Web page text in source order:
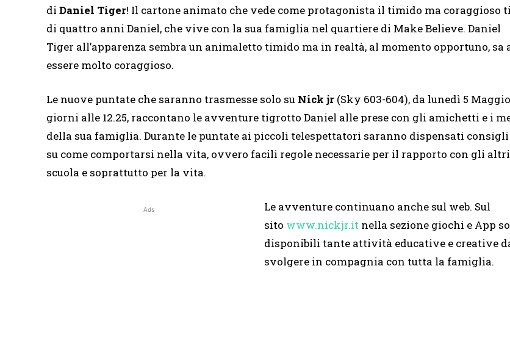
di Daniel Tiger! Il cartone animato che vede come protagonista il timido ma coraggioso
di quattro anni Daniel, che vive con la sua famiglia nel quartiere di Make Believe. Daniel
Tiger all’apparenza sembra un animaletto timido ma in realtà, al momento opportuno, sa
essere molto coraggioso.
Le nuove puntate che saranno trasmesse solo su Nick jr (Sky 603-604), da lunedì 5
giorni alle 12.25, raccontano le avventure tigrotto Daniel alle prese con gli amichetti e i
della sua famiglia. Durante le puntate ai piccoli telespettatori saranno dispensati consigli
su come comportarsi nella vita, ovvero facili regole necessarie per il rapporto con gli
scuola e soprattutto per la vita.
Ads
Le avventure continuano anche sul web. Sul
sito www.nickjr.it nella sezione giochi e App
disponibili tante attività educative e creative
svolgere in compagnia con tutta la famiglia.